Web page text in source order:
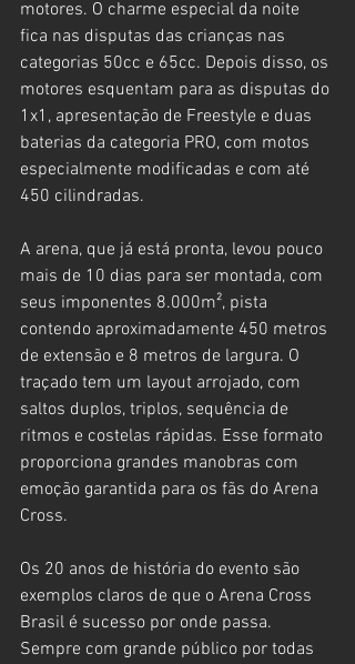
motores. O charme especial da noite
fica nas disputas das crianças nas
categorias 50cc e 65cc. Depois disso, os
motores esquentam para as disputas do
1x1, apresentação de Freestyle e duas
baterias da categoria PRO, com motos
especialmente modificadas e com até
450 cilindradas.
A arena, que já está pronta, levou pouco
mais de 10 dias para ser montada, com
seus imponentes 8.000m², pista
contendo aproximadamente 450 metros
de extensão e 8 metros de largura. O
traçado tem um layout arrojado, com
saltos duplos, triplos, sequência de
ritmos e costelas rápidas. Esse formato
proporciona grandes manobras com
emoção garantida para os fãs do Arena
Cross.
Os 20 anos de história do evento são
exemplos claros de que o Arena Cross
Brasil é sucesso por onde passa.
Sempre com grande público por todas